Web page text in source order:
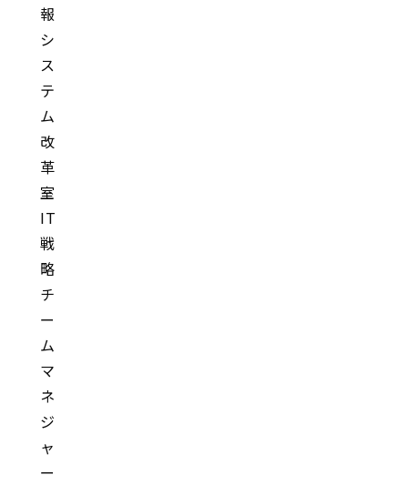
報
シ
ス
テ
ム
改
革
室
IT
戦
略
チ
ー
ム
マ
ネ
ジ
ャ
ー